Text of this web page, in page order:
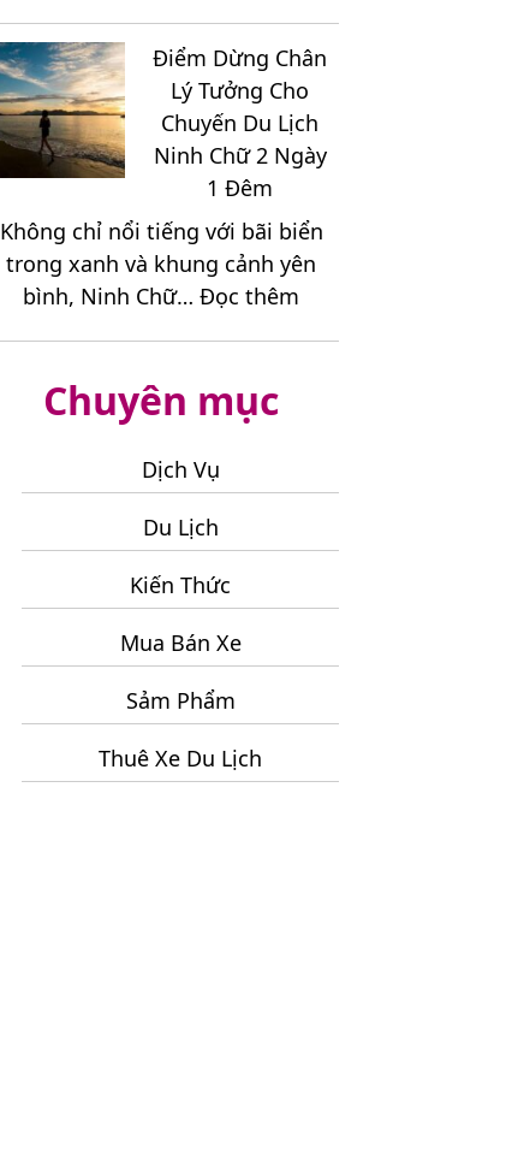
Cao
Măng
Đen
Sách
Điểm
Đến
Hấp
Dẫn
Kết
Hợp
Khi
Đi
Ngày
Điểm Dừng Chân
Lý Tưởng Cho
Chuyến Du Lịch
Ninh Chữ 2 Ngày
1 Đêm
Không chỉ nổi tiếng với bãi biển
trong xanh và khung cảnh yên
bình, Ninh Chữ… Đọc thêm
Cho
Du
Ngày
Đêm
Chuyên mục
Dịch Vụ
Du Lịch
Kiến Thức
Mua Bán Xe
Sảm Phẩm
Thuê Xe Du Lịch